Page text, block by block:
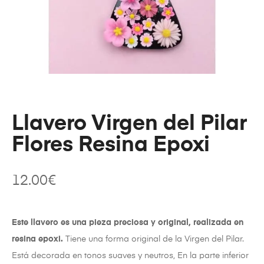
Llavero Virgen del Pilar
Flores Resina Epoxi
12.00€
Este llavero es una pieza preciosa y original, realizada en
resina epoxi. Tiene una forma original de la Virgen del Pilar.
Está decorada en tonos suaves y neutros, En la parte inferior